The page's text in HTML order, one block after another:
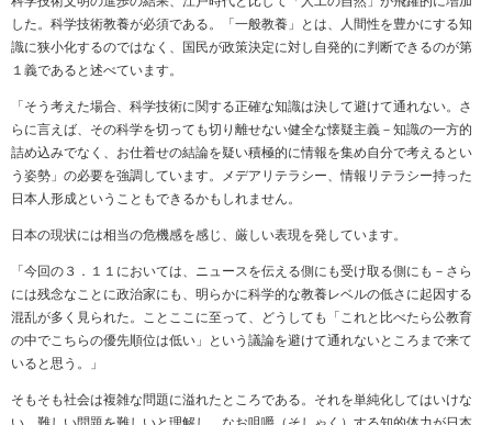
した。科学技術教養が必須である。「一般教養」とは、人間性を豊かにする知
識に狭小化するのではなく、国民が政策決定に対し自発的に判断できるのが第
１義であると述べています。
「そう考えた場合、科学技術に関する正確な知識は決して避けて通れない。さ
らに言えば、その科学を切っても切り離せない健全な懐疑主義－知識の一方的
詰め込みでなく、お仕着せの結論を疑い積極的に情報を集め自分で考えるとい
う姿勢」の必要を強調しています。メデアリテラシー、情報リテラシー持った
日本人形成ということもできるかもしれません。
日本の現状には相当の危機感を感じ、厳しい表現を発しています。
「今回の３．１１においては、ニュースを伝える側にも受け取る側にも－さら
には残念なことに政治家にも、明らかに科学的な教養レベルの低さに起因する
混乱が多く見られた。ことここに至って、どうしても「これと比べたら公教育
の中でこちらの優先順位は低い」という議論を避けて通れないところまで来て
いると思う。」
そもそも社会は複雑な問題に溢れたところである。それを単純化してはいけな